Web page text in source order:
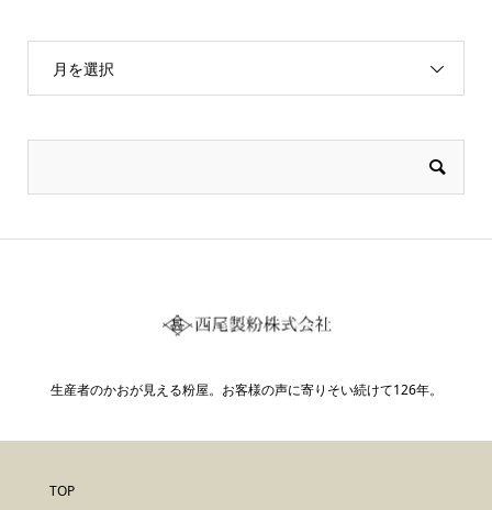
月を選択
生産者のかおが見える粉屋。お客様の声に寄りそい続けて126年。
TOP